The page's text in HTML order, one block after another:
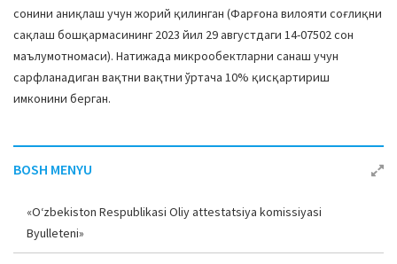
сонини аниқлаш учун жорий қилинган (Фарғона вилояти соғлиқни
сақлаш бошқармасининг 2023 йил 29 августдаги 14-07502 сон
маълумотномаси). Натижада микрообектларни санаш учун
сарфланадиган вақтни вақтни ўртача 10% қисқартириш
имконини берган.
BOSH MENYU
«O‘zbekiston Respublikasi Oliy attestatsiya komissiyasi
Byulleteni»